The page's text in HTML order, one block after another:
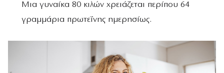
Μια γυναίκα 80 κιλών χρειάζεται περίπου 64
γραμμάρια πρωτεΐνης ημερησίως.